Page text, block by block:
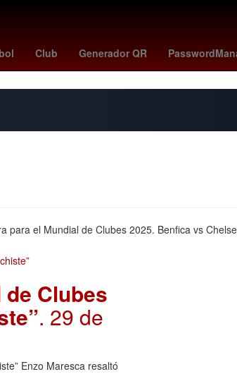
Club Generador QR
Aguascalientes Gobierno 2024 27
el Mundial de Clubes 2025. Benfica vs
Clubes
. 29 de
Enzo Maresca resaltó